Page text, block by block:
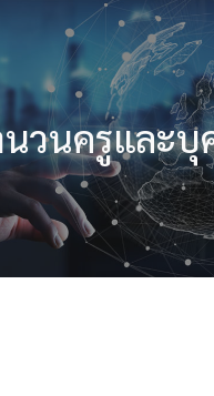
วนครูและบุ